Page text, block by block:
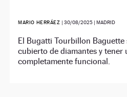
MARIO HERRÁEZ | 30/08/2025| MADRID
El Bugatti Tourbillon Baguette
cubierto de diamantes y tener
completamente funcional.